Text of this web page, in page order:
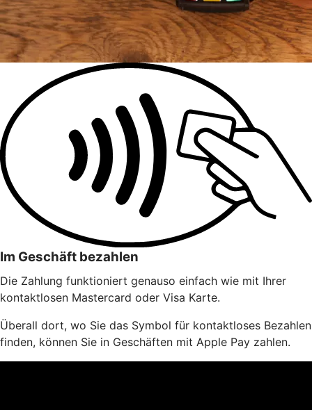
Im Geschäft bezahlen
Die Zahlung funktioniert genauso einfach wie mit Ihrer
kontaktlosen Mastercard oder Visa Karte.
Überall dort, wo Sie das Symbol für kontaktloses Bezahlen
finden, können Sie in Geschäften mit Apple Pay zahlen.